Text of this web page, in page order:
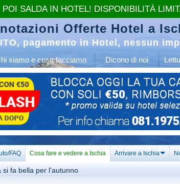
Offerte Hotel a
pagamento in Hotel, nessun
siamo e cosa facciamo Dicono di noi
FAQ Cosa fare e vedere a Ischia Arrivare a Ischia
si fa bella per l'autunno
POI SALDA IN HOTEL! DISPONIBILITÀ